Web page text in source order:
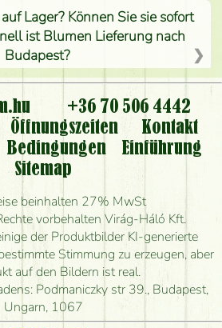
Lager? Können Sie sie sofort
ist Blumen Lieferung nach
Budapest?
non stop geöffnet?
Blumenstrauß persönlich
per Blumenversand?
ländliche Gebiete möglich?
heute Blumen mit Lieferung
bestellen?
Sie den Blumenstrauß
können Sie ihn frühestens
liefern?
+36 70 506 4442
Öffnungszeiten
Kontakt
Bedingungen
Einführung
Sitemap
beinhalten 27% MwSt
vorbehalten Virág-Háló Kft.
der Produktbilder KI-generierte
Stimmung zu erzeugen, aber
auf den Bildern ist real.
Podmaniczky str 39., Budapest,
Ungarn, 1067